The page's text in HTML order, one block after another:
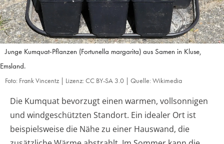
Junge Kumquat-Pflanzen (Fortunella margarita) aus Samen in Kluse,
Emsland.
Foto: Frank Vincentz | Lizenz: CC BY-SA 3.0 | Quelle: Wikimedia
Die Kumquat bevorzugt einen warmen, vollsonnigen
und windgeschützten Standort. Ein idealer Ort ist
beispielsweise die Nähe zu einer Hauswand, die